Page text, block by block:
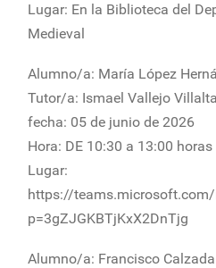
Lugar: En la Biblioteca del
Medieval
Alumno/a: María López
Tutor/a: Ismael Vallejo
fecha: 05 de junio de 2026
Hora: DE 10:30 a 13:00 horas
Lugar:
https://
p=3gZJGKBTjKxX2DnTjg
Alumno/a: Francisco